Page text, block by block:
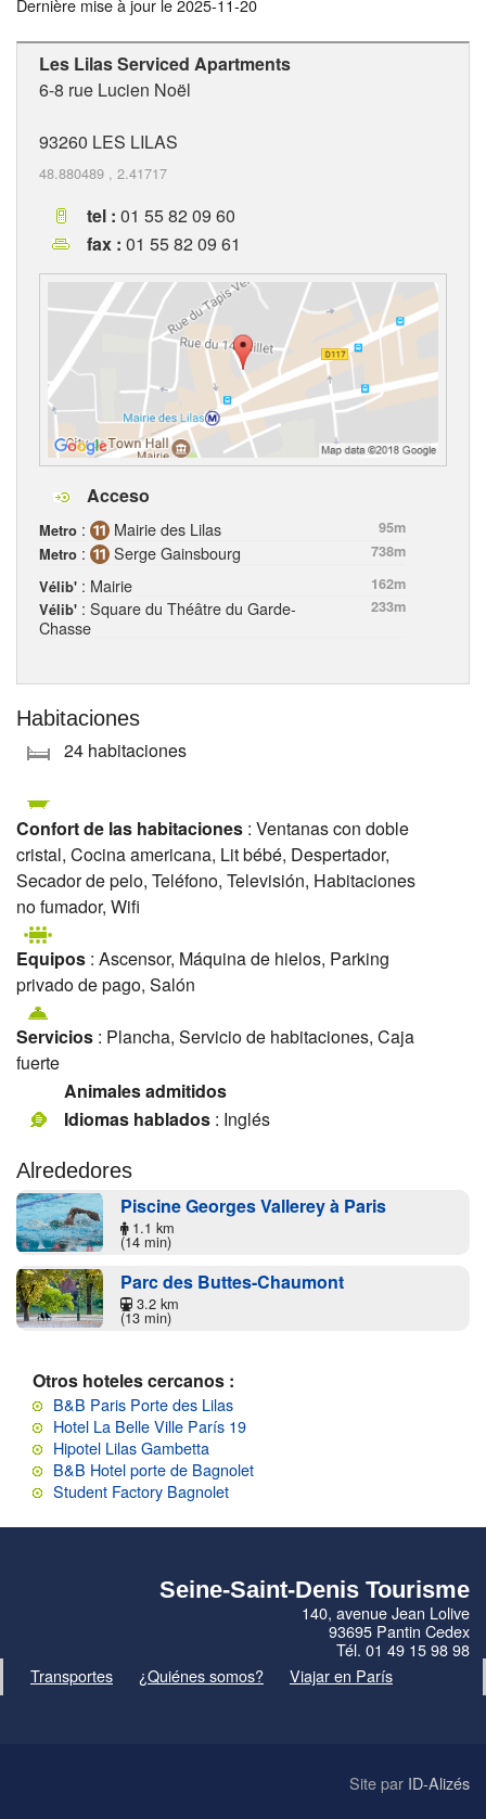
Les Lilas Serviced Apartments
6-8 rue Lucien Noël
93260 LES LILAS
48.880489 , 2.41717
tel : 01 55 82 09 60
fax : 01 55 82 09 61
Acceso
Metro : Mairie des Lilas
95m
Metro : Serge Gainsbourg
738m
Vélib' : Mairie
162m
Vélib' : Square du Théâtre du Garde-
Chasse
233m
Habitaciones
24 habitaciones
Confort de las habitaciones : Ventanas con doble
cristal, Cocina americana, Lit bébé, Despertador,
Secador de pelo, Teléfono, Televisión, Habitaciones
no fumador, Wifi
Equipos : Ascensor, Máquina de hielos, Parking
privado de pago, Salón
Servicios : Plancha, Servicio de habitaciones, Caja
fuerte
Animales admitidos
Idiomas hablados : Inglés
Alrededores
Piscine Georges Vallerey à Paris
1.1 km
(14 min)
Parc des Buttes-Chaumont
3.2 km
(13 min)
Otros hoteles cercanos :
B&B Paris Porte des Lilas
Hotel La Belle Ville París 19
Hipotel Lilas Gambetta
B&B Hotel porte de Bagnolet
Student Factory Bagnolet
Seine-Saint-Denis Tourisme
140, avenue Jean Lolive
93695 Pantin Cedex
Tél. 01 49 15 98 98
Transportes
¿Quiénes somos? Viajar en París
Site par ID-Alizés